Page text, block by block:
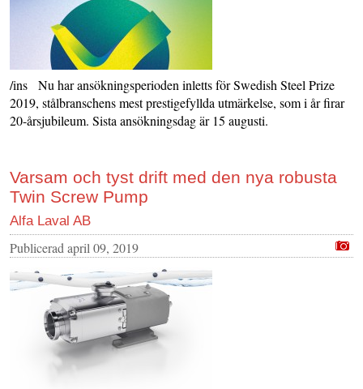
/ins Nu har ansökningsperioden inletts för Swedish Steel Prize
2019, stålbranschens mest prestigefyllda utmärkelse, som i år firar
20-årsjubileum. Sista ansökningsdag är 15 augusti.
Varsam och tyst drift med den nya robusta
Twin Screw Pump
Alfa Laval AB
Publicerad april 09, 2019